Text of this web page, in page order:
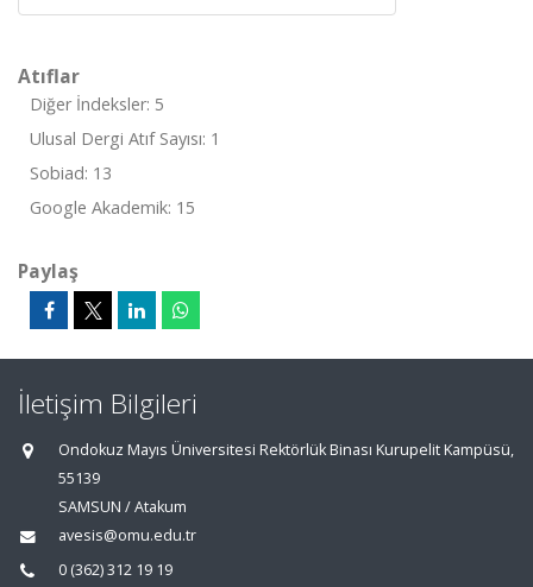
Atıflar
Diğer İndeksler: 5
Ulusal Dergi Atıf Sayısı: 1
Sobiad: 13
Google Akademik: 15
Paylaş
İletişim Bilgileri
Ondokuz Mayıs Üniversitesi Rektörlük Binası Kurupelit Kampüsü,
55139
SAMSUN / Atakum
avesis@omu.edu.tr
0 (362) 312 19 19